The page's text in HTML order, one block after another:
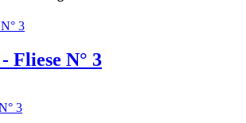
Fliese N° 3